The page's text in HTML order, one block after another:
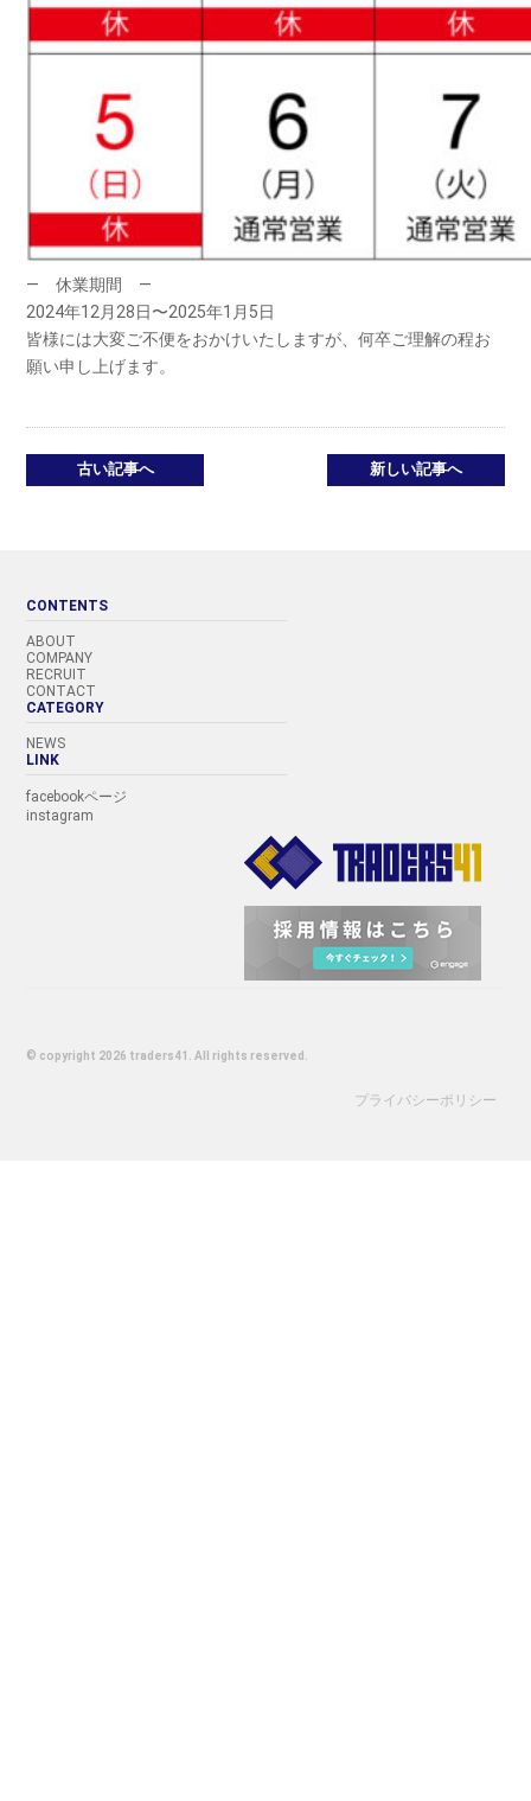
— 休業期間 —
2024年12月28日〜2025年1月5日
皆様には大変ご不便をおかけいたしますが、何卒ご理解の程お
願い申し上げます。
古い記事へ 新しい記事へ
CONTENTS
ABOUT
COMPANY
RECRUIT
CONTACT
CATEGORY
NEWS
LINK
facebookページ
instagram
© copyright 2026 traders41. All rights reserved.
プライバシーポリシー